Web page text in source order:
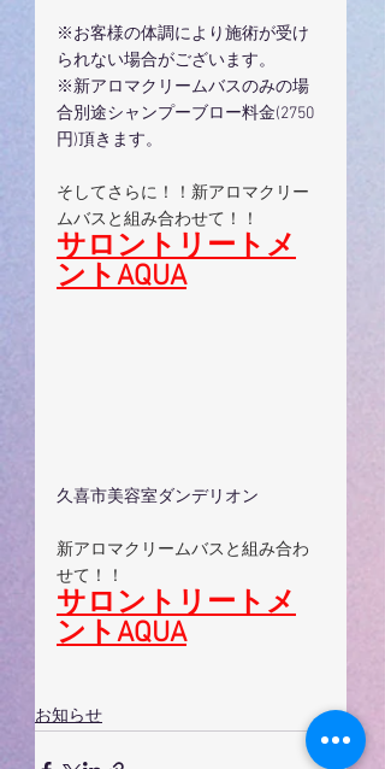
※お客様の体調により施術が受け
られない場合がございます。
※新アロマクリームバスのみの場
合別途シャンプーブロー料金(2750
円)頂きます。
そしてさらに！！新アロマクリー
ムバスと組み合わせて！！
サロントリートメ
ントAQUA
久喜市美容室ダンデリオン
新アロマクリームバスと組み合わ
せて！！
サロントリートメ
ントAQUA
お知らせ